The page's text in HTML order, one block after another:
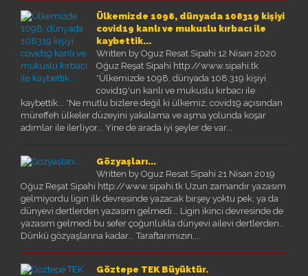
Ülkemizde 1098, dünyada 108319 kişiyi
covid19 kanlı ve mukuslu kırbacı ile
kaybettik...
Written by Oguz Resat Sipahi 12 Nisan 2020
Oğuz Reşat Sipahi http://www.sipahi.tk
*Ülkemizde 1098, dünyada 108.319 kişiyi
covid19'un kanlı ve mukuslu kırbacı ile
kaybettik... *Ne mutlu bizlere değil ki ülkemiz, covid19 açısından
müreffeh ülkeler düzeyini yakalama ve aşma yolunda koşar
adımlar ile ilerliyor... Yine de arada iyi şeyler de var...
Gözyaşları...
Written by Oguz Resat Sipahi 21 Nisan 2019
Oğuz Reşat Sipahi http://www.sipahi.tk Uzun zamandır yazasım
gelmiyordu ligin ilk devresinde yazacak birşey yoktu pek, ya da
dünyevi dertlerden yazasım gelmedi... Ligin ikinci devresinde de
yazasım gelmedi bu sefer çoğunlukla dünyevi ailevi dertlerden...
Dünkü gözyaşlarına kadar... Taraftarımızın,...
Göztepe TEK Büyüktür.